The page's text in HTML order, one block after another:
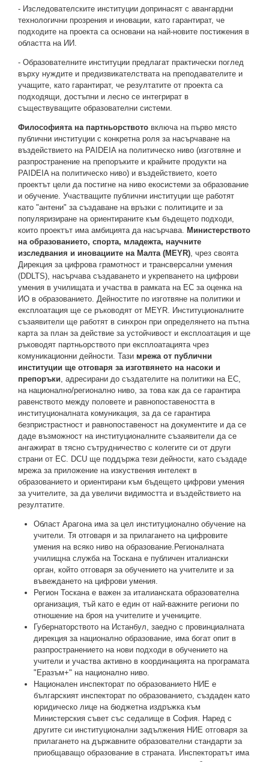
- Изследователските институции допринасят с авангардни
технологични прозрения и иновации, като гарантират, че
подходите на проекта са основани на най-новите постижения в
областта на ИИ.
- Образователните институции предлагат практически поглед
върху нуждите и предизвикателствата на преподавателите и
учащите, като гарантират, че резултатите от проекта са
подходящи, достъпни и лесно се интегрират в
съществуващите образователни системи.
Философията на партньорството включа на първо място
публични институции с конкретна роля за насърчаване на
въздействието на PAIDEIA на политическо ниво (изготвяне и
разпространение на препоръките и крайните продукти на
PAIDEIA на политическо ниво) и въздействието, което
проектът цели да постигне на ниво екосистеми за образование
и обучение. Участващите публични институции ще работят
като "антени" за създаване на връзки с политиците и за
популяризиране на ориентираните към бъдещето подходи,
които проектът има амбицията да насърчава. Министерството
на образованието, спорта, младежта, научните
изследвания и иновациите на Малта (MEYR) , чрез своята
Дирекция за цифрова грамотност и трансверсални умения
(DDLTS), насърчава създаването и укрепването на цифрови
умения в училищата и участва в рамката на ЕС за оценка на
ИО в образованието. Дейностите по изготвяне на политики и
експлоатация ще се ръководят от MEYR. Институционалните
съзаявители ще работят в синхрон при определянето на пътна
карта за план за действие за устойчивост и експлоатация и ще
ръководят партньорството при експлоатацията чрез
комуникационни дейности. Тази мрежа от публични
институции ще отговаря за изготвянето на насоки и
препоръки , адресирани до създателите на политики на ЕС,
на национално/регионално ниво, за това как да се гарантира
равенството между половете и равнопоставеността в
институционалната комуникация, за да се гарантира
безпристрастност и равнопоставеност на документите и да се
даде възможност на институционалните съзаявители да се
ангажират в тясно сътрудничество с колегите си от други
страни от ЕС. DCU ще поддържа тези дейности, като създаде
мрежа за приложение на изкуствения интелект в
образованието и ориентирани към бъдещето цифрови умения
за учителите, за да увеличи видимостта и въздействието на
резултатите.
Област Арагона има за цел институционално обучение на
учители. Тя отговаря и за прилагането на цифровите
умения на всяко ниво на образование.Регионалната
училищна служба на Тоскана е публичен италиански
орган, който отговаря за обучението на учителите и за
въвеждането на цифрови умения.
Регион Тоскана е важен за италианската образователна
организация, тъй като е един от най-важните региони по
отношение на броя на учителите и учениците.
Губернаторството на Истанбул, заедно с провинциалната
дирекция за национално образование, има богат опит в
разпространението на нови подходи в обучението на
учители и участва активно в координацията на програмата
"Еразъм+" на национално ниво.
Национален инспекторат по образованието НИЕ е
българският инспекторат по образованието, създаден като
юридическо лице на бюджетна издръжка към
Министерския съвет със седалище в София. Наред с
другите си институционални задължения НИЕ отговаря за
прилагането на държавните образователни стандарти за
приобщаващо образование в страната. Инспекторатът има